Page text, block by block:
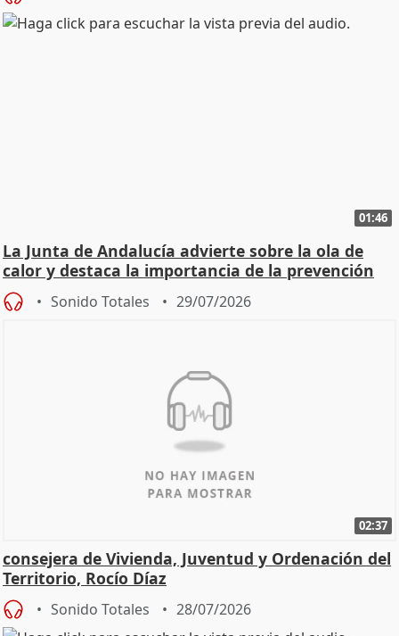
01:46
La Junta de Andalucía advierte sobre la ola de
calor y destaca la importancia de la prevención
Sonido Totales 29/07/2026
02:37
consejera de Vivienda, Juventud y Ordenación del
Territorio, Rocío Díaz
Sonido Totales 28/07/2026